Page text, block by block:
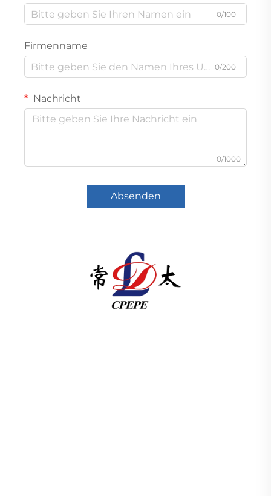
0/100
Firmenname
0/200
Nachricht
0/1000
Absenden